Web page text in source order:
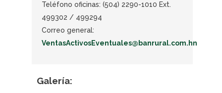
Teléfono oficinas: (504) 2290-1010 Ext.
499302 / 499294
Correo general:
VentasActivosEventuales@banrural.com.hn
Galería: